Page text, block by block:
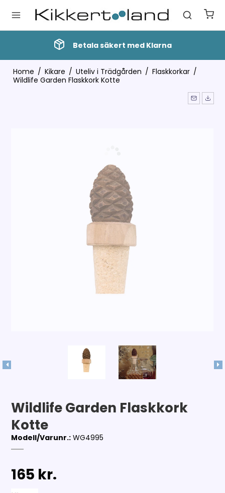
Betala säkert med Klarna
Home / Kikare / Uteliv i Trädgården / Flaskkorkar /
Wildlife Garden Flaskkork Kotte
Wildlife Garden Flaskkork
Kotte
Modell/Varunr.: WG4995
165 kr.